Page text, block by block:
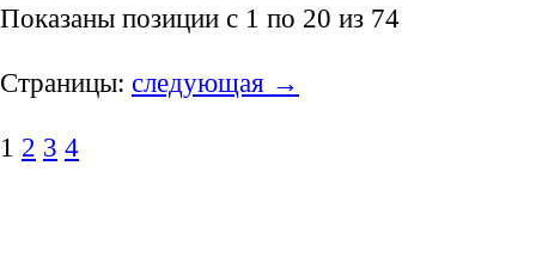
Показаны позиции с 1 по 20 из 74
Страницы: следующая →
1 2 3 4